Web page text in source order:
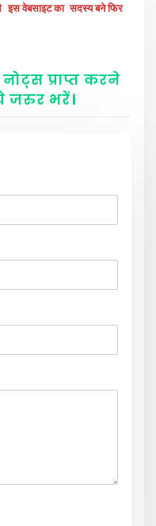
इस वेबसाइट का सदस्य बने फिर
प्राप्त करने
जरुर भरें।